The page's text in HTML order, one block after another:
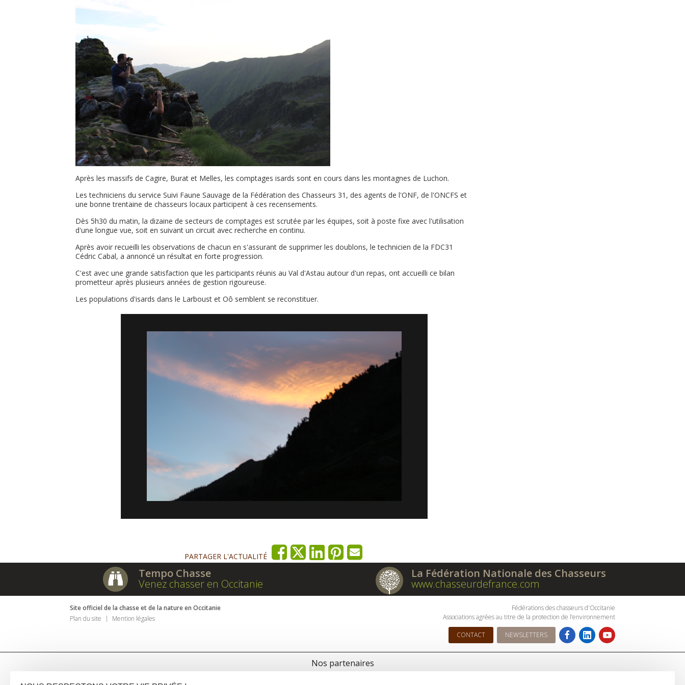
Après les massifs de Cagire, Burat et Melles, les comptages isards sont en cours dans les montagnes de Luchon.
Les techniciens du service Suivi Faune Sauvage de la Fédération des Chasseurs 31, des agents de l'ONF, de l'ONCFS et
une bonne trentaine de chasseurs locaux participent à ces recensements.
Dès 5h30 du matin, la dizaine de secteurs de comptages est scrutée par les équipes, soit à poste fixe avec l'utilisation
d'une longue vue, soit en suivant un circuit avec recherche en continu.
Après avoir recueilli les observations de chacun en s'assurant de supprimer les doublons, le technicien de la FDC31
Cédric Cabal, a annoncé un résultat en forte progression.
C'est avec une grande satisfaction que les participants réunis au Val d'Astau autour d'un repas, ont accueilli ce bilan
prometteur après plusieurs années de gestion rigoureuse.
Les populations d'isards dans le Larboust et Oô semblent se reconstituer.
PARTAGER L'ACTUALITÉ
Tempo Chasse
Venez chasser en Occitanie
La Fédération Nationale des Chasseurs
www.chasseurdefrance.com
Site officiel de la chasse et de la nature en Occitanie
Plan du site
Mention légales
Fédérations des chasseurs d'Occitanie
Associations agrées au titre de la protection de l’environnement
CONTACT NEWSLETTERS
Nos partenaires